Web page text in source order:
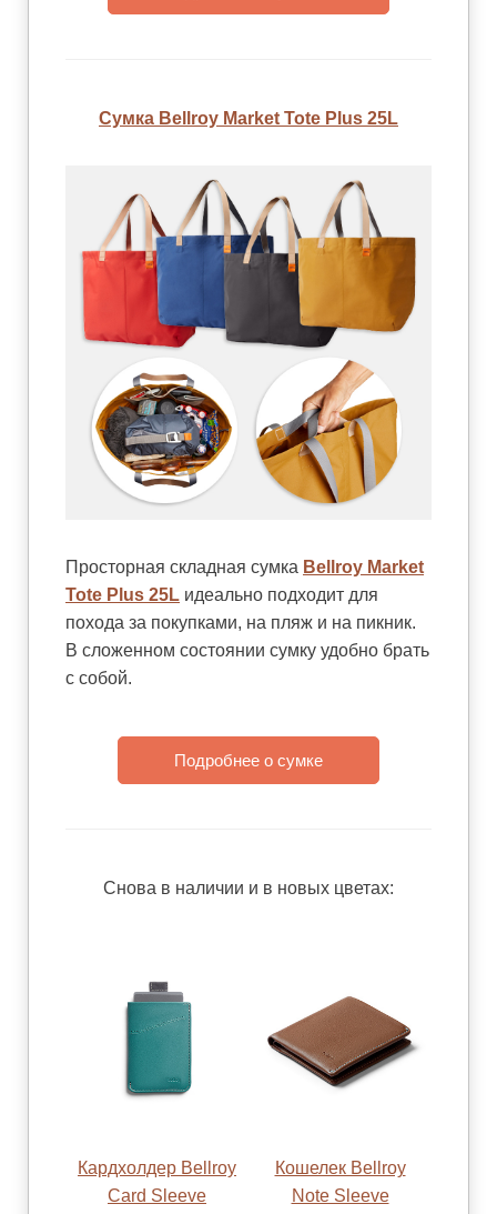
Сумка Bellroy Market Tote Plus 25L
Просторная складная сумка Bellroy Market
Tote Plus 25L идеально подходит для
похода за покупками, на пляж и на пикник.
В сложенном состоянии сумку удобно брать
с собой.
Подробнее о сумке
Cнова в наличии и в новых цветах:
Кардхолдер Bellroy
Card Sleeve
Кошелек Bellroy
Note Sleeve